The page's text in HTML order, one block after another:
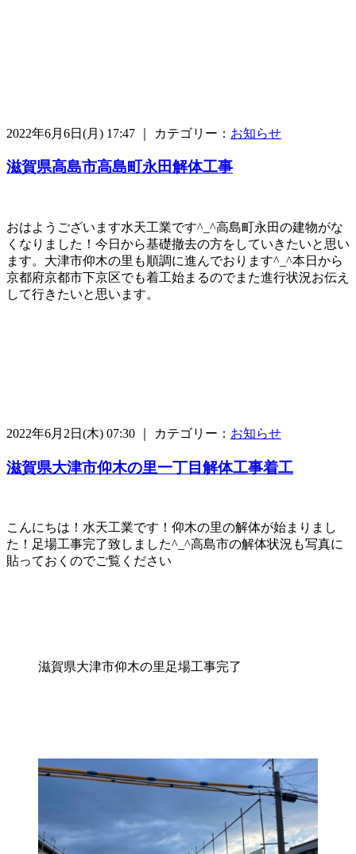
2022年6月6日(月) 17:47 ｜ カテゴリー： お知らせ
滋賀県高島市高島町永田解体工事
おはようございます水天工業です^_^高島町永田の建物がな
くなりました！今日から基礎撤去の方をしていきたいと思い
ます。大津市仰木の里も順調に進んでおります^_^本日から
京都府京都市下京区でも着工始まるのでまた進行状況お伝え
して行きたいと思います。
2022年6月2日(木) 07:30 ｜ カテゴリー： お知らせ
滋賀県大津市仰木の里一丁目解体工事着工
こんにちは！水天工業です！仰木の里の解体が始まりまし
た！足場工事完了致しました^_^高島市の解体状況も写真に
貼っておくのでご覧ください
滋賀県大津市仰木の里足場工事完了